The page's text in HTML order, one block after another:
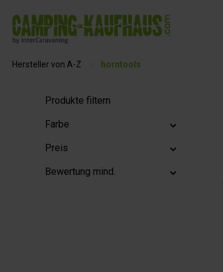
Zur Hauptnavigation springen
Hersteller von A-Z horntools
Produkte filtern
Farbe
Preis
Bewertung mind.